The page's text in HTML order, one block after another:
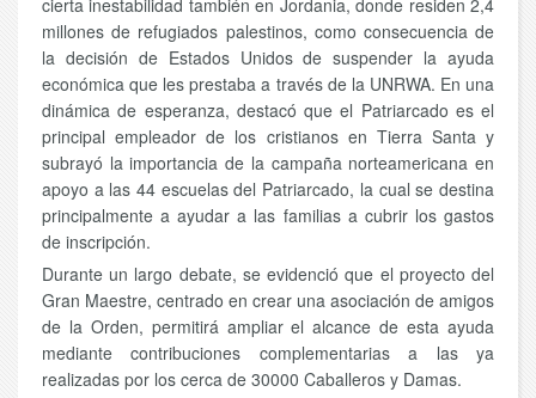
cierta inestabilidad también en Jordania, donde residen 2,4
millones de refugiados palestinos, como consecuencia de
la decisión de Estados Unidos de suspender la ayuda
económica que les prestaba a través de la UNRWA. En una
dinámica de esperanza, destacó que el Patriarcado es el
principal empleador de los cristianos en Tierra Santa y
subrayó la importancia de la campaña norteamericana en
apoyo a las 44 escuelas del Patriarcado, la cual se destina
principalmente a ayudar a las familias a cubrir los gastos
de inscripción.
Durante un largo debate, se evidenció que el proyecto del
Gran Maestre, centrado en crear una asociación de amigos
de la Orden, permitirá ampliar el alcance de esta ayuda
mediante contribuciones complementarias a las ya
realizadas por los cerca de 30000 Caballeros y Damas.